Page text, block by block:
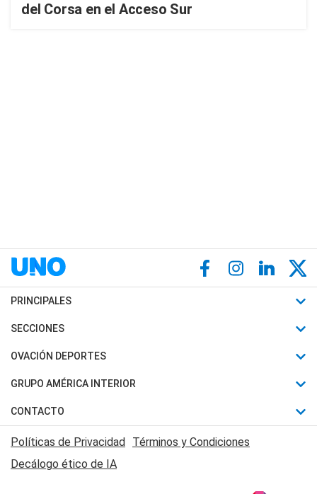
del Corsa en el Acceso Sur
PRINCIPALES
Últimas Noticias
Política
Judiciales
Economia
SECCIONES
Horóscopo
Motores
Trucos caseros
Series y Películas
Edictos y Solicitadas
OVACIÓN DEPORTES
Fútbol
Mundial
Automovilismo
Rugby
GRUPO AMÉRICA INTERIOR
Canal 7 en Vivo
CONTACTO
Acerca de Nosotros
Contactanos
Políticas de Privacidad Términos y Condiciones
Decálogo ético de IA